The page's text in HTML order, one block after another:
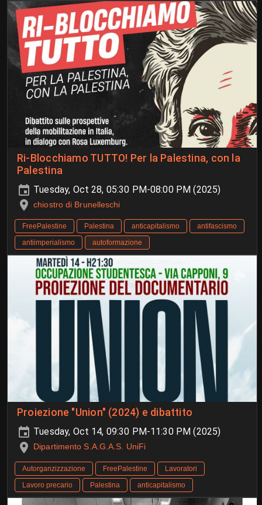
Ri-Blocchiamo TUTTO! Per la Palestina, con la
Palestina
Tuesday, Oct 28, 05:30 PM-08:00 PM (2025)
chiostro di Brunelleschi
FreePalestine Palestina anticapitalismo
antifascismo
antiimperialismo
autoformazione
Proiezione "Union" (2024) e dibattito
Tuesday, Oct 14, 09:30 PM-11:30 PM (2025)
Dipartimento S.A.G.A.S. UniFi
Autorganzizzazione FreePalestine
Lavoratori
Lavoro precario
Palestina anticapitalismo